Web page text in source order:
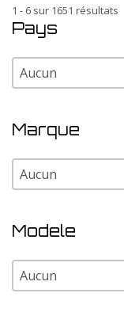
1 - 6 sur 1651 résultats
Pays
Pays
Pays
Marque
Marque
Marque
Modele
Modele
Modele